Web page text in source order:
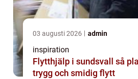
03 augusti 2026 admin
inspiration
Flytthjälp i sundsvall så planerar du en
trygg och smidig flytt